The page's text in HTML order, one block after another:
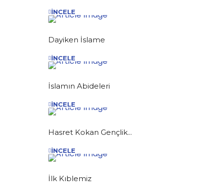
İNCELE
Dayiken İslame
İNCELE
İslamın Abideleri
İNCELE
Hasret Kokan Gençlik...
İNCELE
İlk Kıblemiz